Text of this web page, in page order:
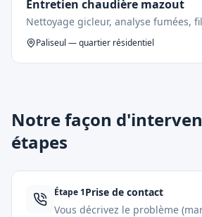
Entretien chaudière mazout
Nettoyage gicleur, analyse fumées,
Paliseul — quartier résidentiel
Notre façon
étapes
Étape 1Prise de contact
Vous décrivez le problème